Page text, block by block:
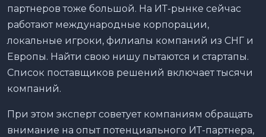
партнеров тоже большой. На ИТ-рынке сейчас
работают международные корпорации,
локальные игроки, филиалы компаний из СНГ и
Европы. Найти свою нишу пытаются и стартапы.
Список поставщиков решений включает тысячи
компаний.
При этом эксперт советует компаниям обращать
внимание на опыт потенциального ИТ-партнера,